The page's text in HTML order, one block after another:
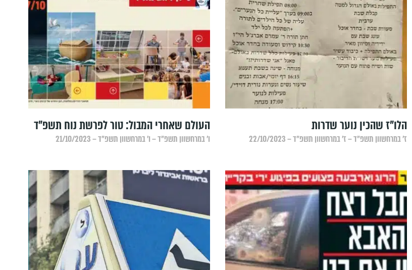
הלו"ז שהכין נוער שדרות
ז׳ במרחשוון תשפ״ד – ז׳ במרחשוון תשפ״ד – 22/10/2023
העולם שאחרי המבול: טור לפרשת נוח תשפ"ד
ו׳ במרחשוון תשפ״ד – ו׳ במרחשוון תשפ״ד – 21/10/2023